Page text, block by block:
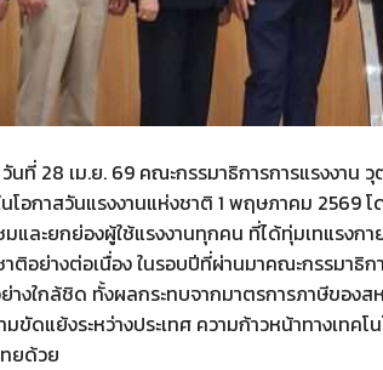
นที่ 28 เม.ย. 69 คณะกรรมาธิการการแรงงา
นโอกาสวันแรงงานแห่งชาติ 1 พฤษภาคม 2569
และยกย่องผู้ใช้แรงงานทุกคน ที่ได้ทุ่มเทแรงก
ติอย่างต่อเนื่อง ในรอบปีที่ผ่านมาคณะกรรมา
ย่างใกล้ชิด ทั้งผลกระทบจากมาตรการภาษีขอ
ดแย้งระหว่างประเทศ ความก้าวหน้าทางเทค
ทยด้วย